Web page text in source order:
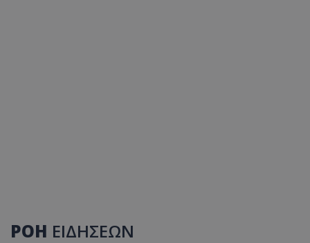
ΡΟΗ ΕΙΔΗΣΕΩΝ